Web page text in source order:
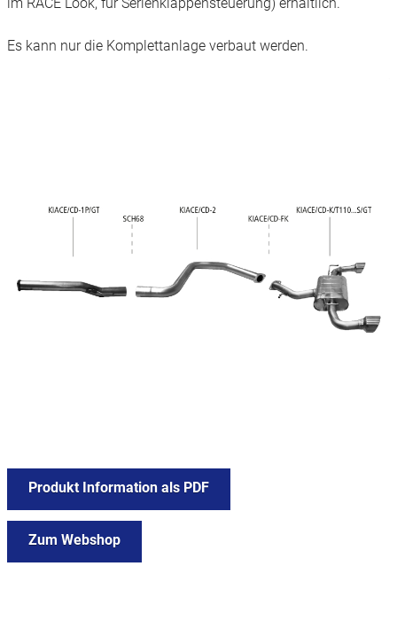
Es kann nur die Komplettanlage verbaut werden.
Produkt Information als PDF
Zum Webshop